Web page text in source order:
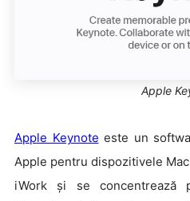
Apple
Apple Keynote este un
Apple pentru dispozitivele
iWork și se concentrează